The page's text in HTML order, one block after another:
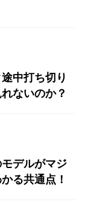
中打ち切り
ないのか？
モデルがマジ
る共通点！